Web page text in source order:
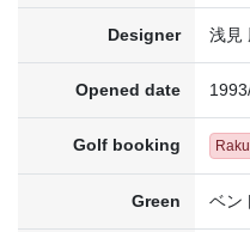
Designer 浅見
Opened date
Golf booking
Green ベン